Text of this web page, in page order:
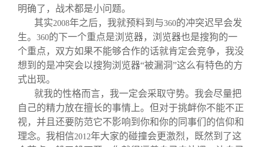
明确了，战术都是小问题。
其实2008年之后，我就预料到与360的冲突迟早会发
生。 360的下一个重点是浏览器，浏览器也是搜狗的一
个重点，双方如果不能够合作的话就肯定会竞争，我没
想到的是冲突会以搜狗浏览器“被漏洞”这么有特色的方
式出现。
就我的性格而言，我一定会采取守势。我会尽量把
自己的精力放在擅长的事情上。但对于挑衅你不能不正
视，并且还要防范它不影响到你和你的同事们的信仰和
理念。我相信2012年大家的碰撞会更激烈，既然到了这